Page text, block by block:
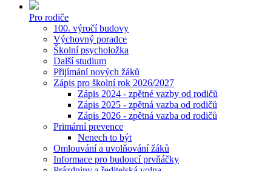
Pro rodiče
100. výročí budovy
Výchovný poradce
Školní psycholožka
Další studium
Přijímání nových žáků
Zápis pro školní rok 2026/2027
Zápis 2024 - zpětné vazby od rodičů
Zápis 2025 - zpětná vazba od rodičů
Zápis 2026 - zpětná vazba od rodičů
Primární prevence
Nenech to být
Omlouvání a uvolňování žáků
Informace pro budoucí prvňáčky